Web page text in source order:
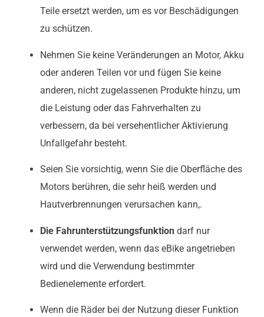
Teile ersetzt werden, um es vor Beschädigungen
zu schützen.
Nehmen Sie keine Veränderungen an Motor, Akku
oder anderen Teilen vor und fügen Sie keine
anderen, nicht zugelassenen Produkte hinzu, um
die Leistung oder das Fahrverhalten zu
verbessern, da bei versehentlicher Aktivierung
Unfallgefahr besteht.
Seien Sie vorsichtig, wenn Sie die Oberfläche des
Motors berühren, die sehr heiß werden und
Hautverbrennungen verursachen kann,.
Die Fahrunterstützungsfunktion darf nur
verwendet werden, wenn das eBike angetrieben
wird und die Verwendung bestimmter
Bedienelemente erfordert.
Wenn die Räder bei der Nutzung dieser Funktion